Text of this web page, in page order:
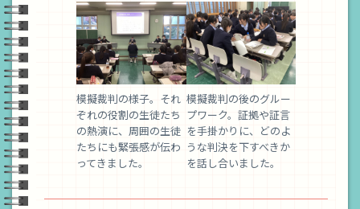
模擬裁判の様子。それ
ぞれの役割の生徒たち
の熱演に、周囲の生徒
たちにも緊張感が伝わ
ってきました。
模擬裁判の後のグルー
プワーク。証拠や証言
を手掛かりに、どのよ
うな判決を下すべきか
を話し合いました。